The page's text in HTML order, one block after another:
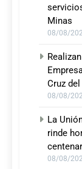
Minas
08/08/
Cruz del
08/08/
La
rinde
08/08/